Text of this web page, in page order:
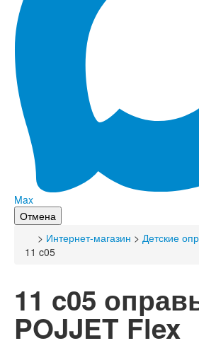
Max
Отмена
> Интернет-магазин > Детские
11 c05
11 c05
POJJET Flex